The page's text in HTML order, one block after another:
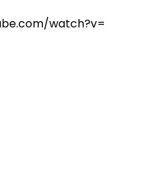
watch?v=